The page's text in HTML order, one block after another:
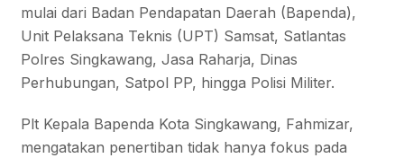
mulai dari Badan Pendapatan Daerah (Bapenda),
Unit Pelaksana Teknis (UPT) Samsat, Satlantas
Polres Singkawang, Jasa Raharja, Dinas
Perhubungan, Satpol PP, hingga Polisi Militer.
Plt Kepala Bapenda Kota Singkawang, Fahmizar,
mengatakan penertiban tidak hanya fokus pada